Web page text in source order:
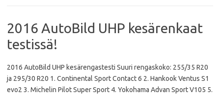
2016 AutoBild UHP kesärenkaat
testissä!
2016 AutoBild UHP kesärengastesti Suuri rengaskoko: 255/35 R20
ja 295/30 R20 1. Continental Sport Contact 6 2. Hankook Ventus S1
evo2 3. Michelin Pilot Super Sport 4. Yokohama Advan Sport V105 5.